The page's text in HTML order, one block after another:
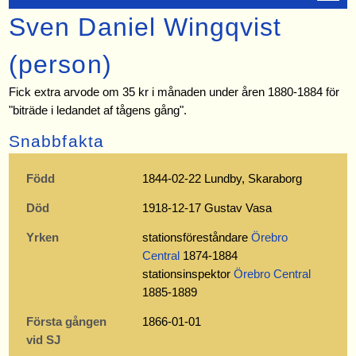
Sven Daniel Wingqvist
(person)
Fick extra arvode om 35 kr i månaden under åren 1880-1884 för
"biträde i ledandet af tågens gång".
Snabbfakta
Född 1844-02-22 Lundby, Skaraborg
Död 1918-12-17 Gustav Vasa
Yrken stationsföreståndareÖrebro
Central 1874-1884
stationsinspektorÖrebro Central
1885-1889
Första gången
vid SJ
1866-01-01